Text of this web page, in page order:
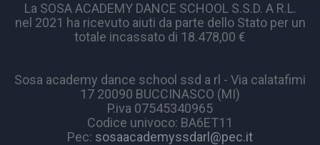
La SOSA ACADEMY DANCE SCHOOL S.S.D. A R.L.
nel 2021 ha ricevuto aiuti da parte dello Stato per un
totale incassato di 18.478,00 €
Sosa academy dance school ssd a rl - Via calatafimi
17 20090 BUCCINASCO (MI)
P.iva 07545340965
Codice univoco: BA6ET11
Pec: sosaacademyssdarl@pec.it